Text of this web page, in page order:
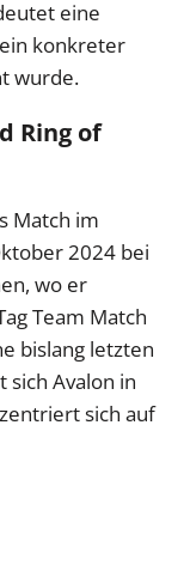
eine
konkreter
wurde.
Ring of
Match im
2024 bei
wo er
Team Match
bislang letzten
sich Avalon in
sich auf